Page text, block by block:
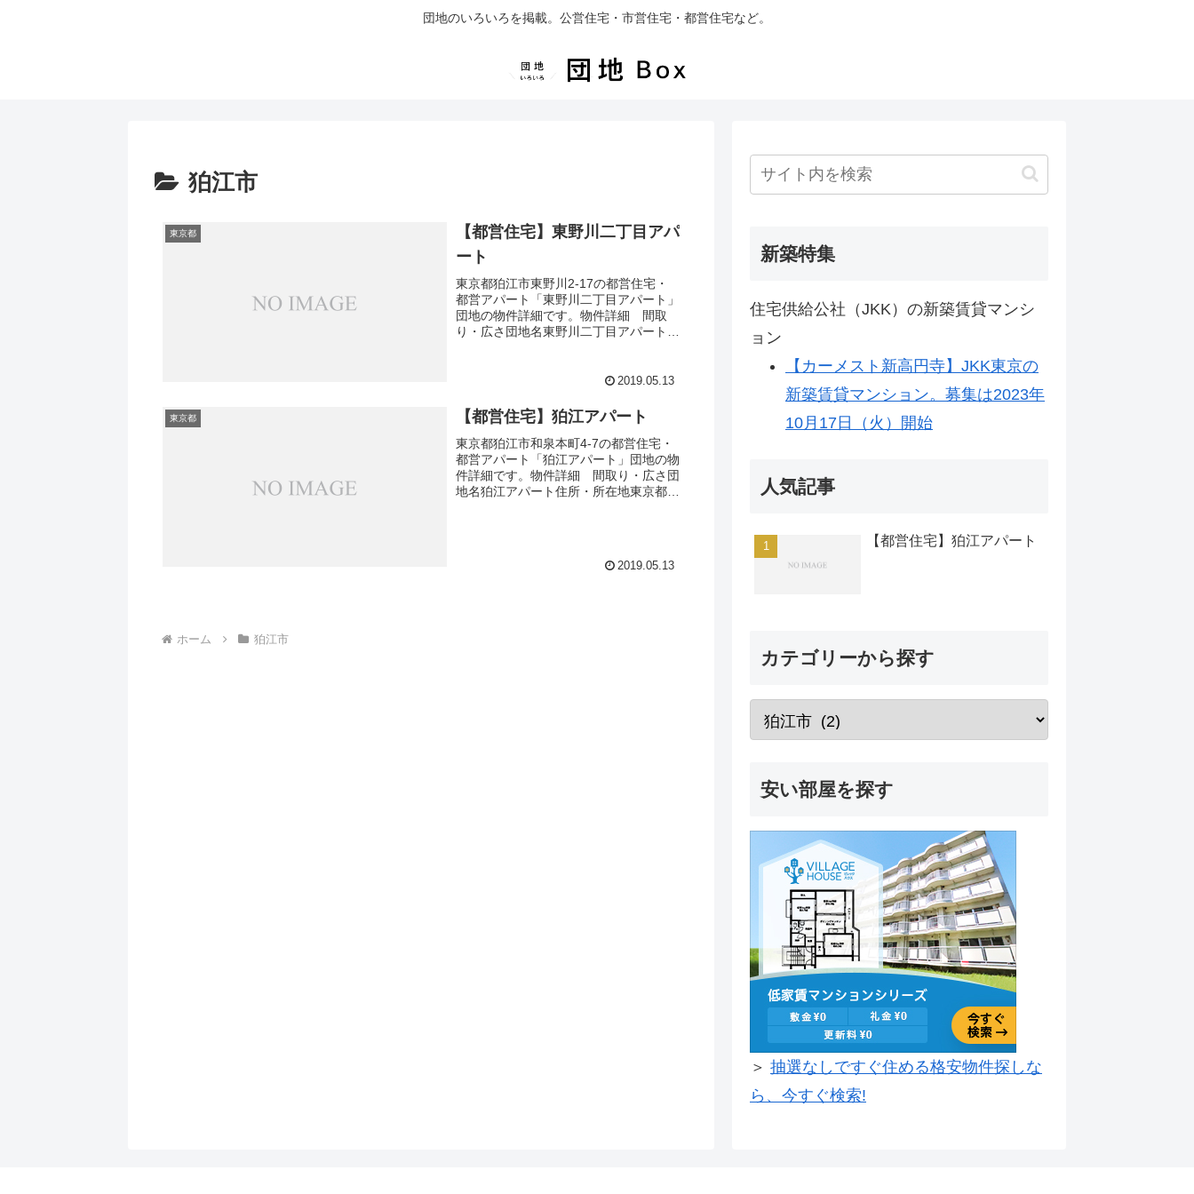
団地のいろいろを掲載。公営住宅・市営住宅・都営住宅など。
狛江市
東京都
【都営住宅】東野川二丁目アパ
ート
東京都狛江市東野川2-17の都営住宅・
都営アパート「東野川二丁目アパート」
団地の物件詳細です。物件詳細 間取
り・広さ団地名東野川二丁目アパート住
2019.05.13
東京都 【都営住宅】狛江アパート
東京都狛江市和泉本町4-7の都営住宅・
都営アパート「狛江アパート」団地の物
件詳細です。物件詳細 間取り・広さ団
地名狛江アパート住所・所在地東京都狛
2019.05.13
ホーム 狛江市
新築特集
住宅供給公社（JKK）の新築賃貸マンシ
ョン
【カーメスト新高円寺】JKK東京の
新築賃貸マンション。募集は2023年
10月17日（火）開始
人気記事
【都営住宅】狛江アパート
カテゴリーから探す
安い部屋を探す
＞ 抽選なしですぐ住める格安物件探しな
ら、今すぐ検索!